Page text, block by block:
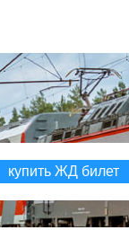
купить ЖД билет